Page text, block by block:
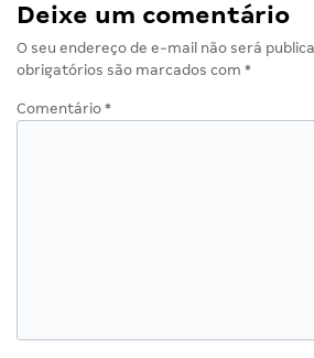
Deixe um comentário
O seu endereço de e-mail não será
obrigatórios são marcados com *
Comentário *